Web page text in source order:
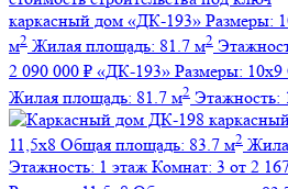
каркасный дом «ДК-193» Размеры:
м2 Жилая площадь: 81.7 м2
2 090 000 ₽ «ДК-193» Размеры: 10х9
Жилая площадь: 81.7 м2 Этажность:
11,5х8 Общая площадь: 83.7 м2
Этажность: 1 этаж Комнат: 3 от 2